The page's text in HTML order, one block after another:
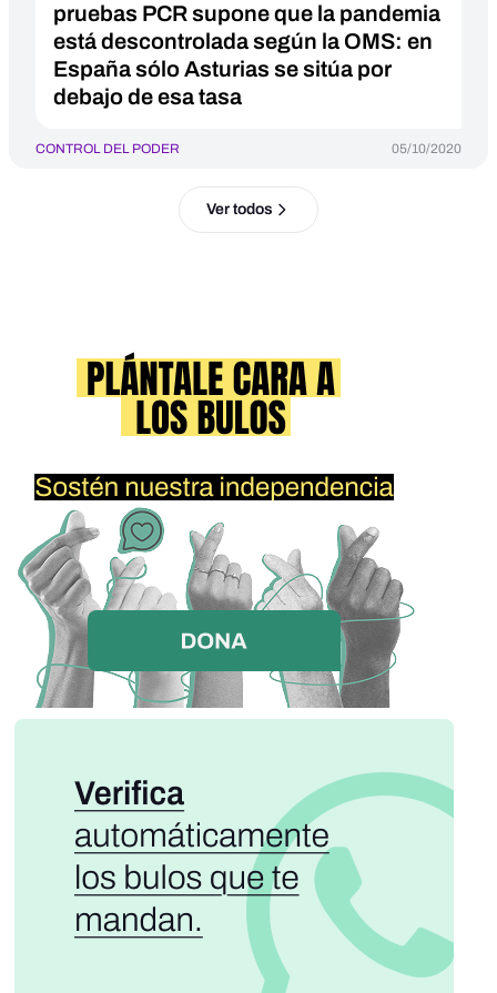
pruebas PCR supone que la pandemia
está descontrolada según la OMS: en
España sólo Asturias se sitúa por
debajo de esa tasa
CONTROL DEL PODER 05/10/2020
Ver todos